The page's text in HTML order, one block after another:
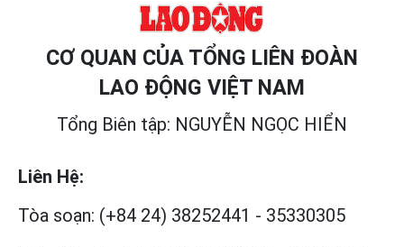
CƠ QUAN CỦA TỔNG LIÊN ĐOÀN
LAO ĐỘNG VIỆT NAM
Tổng Biên tập: NGUYỄN NGỌC HIỂN
Liên Hệ:
Tòa soạn: (+84 24) 38252441 - 35330305